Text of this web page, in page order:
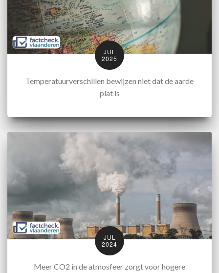
JUL
2025
Temperatuurverschillen bewijzen niet dat de aarde
plat is
JUL
2024
Meer CO2 in de atmosfeer zorgt voor hogere